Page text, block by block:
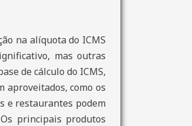
na alíquota do ICMS
mas outras
de cálculo do ICMS,
aproveitados, como os
e restaurantes podem
principais produtos